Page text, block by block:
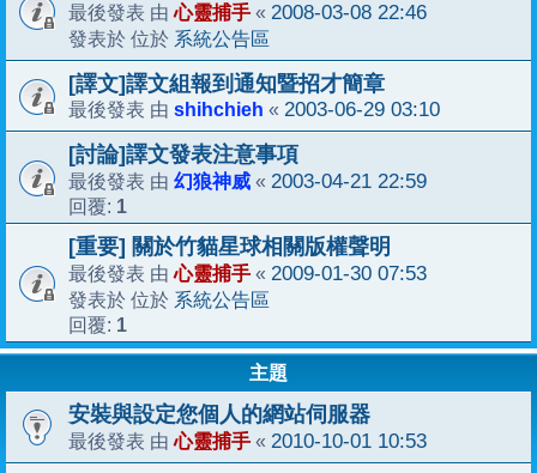
最後發表 由心靈捕手 « 2008-03-08 22:46
發表於 位於 系統公告區
[譯文]譯文組報到通知暨招才簡章
最後發表 由 shihchieh « 2003-06-29 03:10
[討論]譯文發表注意事項
最後發表 由 幻狼神威 « 2003-04-21 22:59
回覆: 1
[重要] 關於竹貓星球相關版權聲明
最後發表 由心靈捕手 « 2009-01-30 07:53
發表於 位於 系統公告區
回覆: 1
主題
安裝與設定您個人的網站伺服器
最後發表 由心靈捕手 « 2010-10-01 10:53